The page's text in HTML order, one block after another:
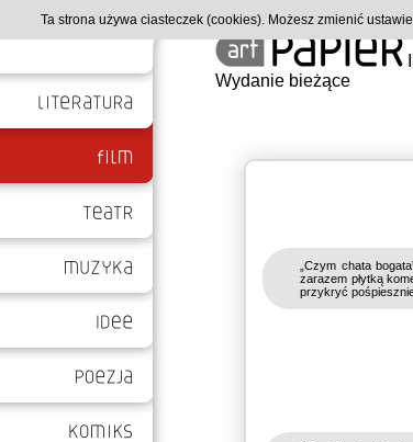
Wydanie bieżące
„Czym chata
zarazem płytką
przykryć
Ta strona używa ciasteczek (cookies). Możesz zmienić